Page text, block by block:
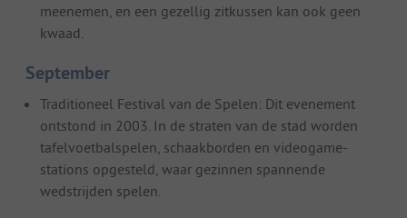
meenemen, en een gezellig zitkussen kan ook geen
kwaad.
September
Traditioneel Festival van de Spelen: Dit evenement
ontstond in 2003. In de straten van de stad worden
tafelvoetbalspelen, schaakborden en videogame-
stations opgesteld, waar gezinnen spannende
wedstrijden spelen.